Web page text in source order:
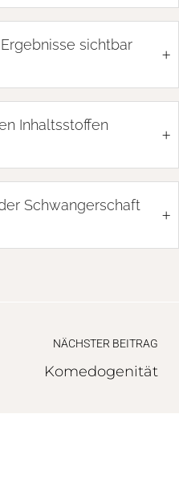
sichtbar
+
Inhaltsstoffen
+
Schwangerschaft
+
NÄCHSTER BEITRAG
Komedogenität